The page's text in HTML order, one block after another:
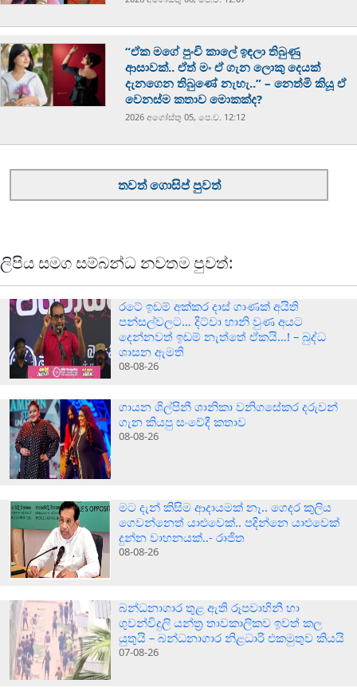
“ඒක මගේ පුංචි කාලේ ඉඳලා තිබුණු
ආසාවක්.. ඒත් මං ඒ ගැන ලොකු දෙයක්
දැනගෙන තිබුණේ නැහැ..” – නෙත්මි කියූ ඒ
වෙනස්ම කතාව මොකක්ද?
2026 අගෝස්‍තු 05, පෙ.ව. 12:12
තවත් ගොසිප් පුවත්
ලිපිය සමග සම්බන්ධ නවතම පුවත්:
රටේ ඉඩම් අක්කර දාස් ගාණක් අයිති
පන්සල්වලට… දිට්වා හානි වුණ අයට
දෙන්නවත් ඉඩම් නැත්තේ ඒකයි…! – බුද්ධ
ශාසන ඇමති
08-08-26
ගායන ශිල්පිනී ශානිකා වනිගසේකර දරුවන්
ගැන කියපු සංවේදී කතාව
08-08-26
මට දැන් කිසිම ආදායමක් නෑ.. ගෙදර කුලිය
ගෙවන්නෙත් යාළුවෙක්.. පදින්නෙ යාළුවෙක්
දුන්න වාහනයක්..- රාජිත
08-08-26
බන්ධනාගාර තුළ ඇති රූපවාහිනී හා
ගුවන්විදුලි යන්ත්‍ර තාවකාලිකව ඉවත් කල
යුතුයි – බන්ධනාගාර නිළධාරි එකමුතුව කියයි
07-08-26